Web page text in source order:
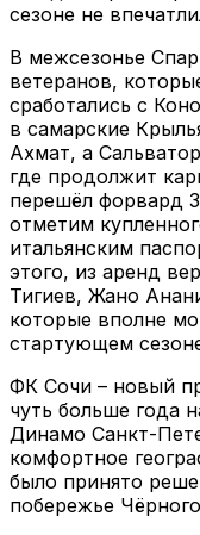
сезоне не
В межсезонье
ветеранов,
сработались с
в самарские
Ахмат, а
где продолжит
перешёл форвард
отметим
итальянским
этого, из аренд
Тигиев, Жано
которые вполне
стартующем
ФК Сочи – новый
чуть больше года
Динамо Санкт-
комфортное
было принято
побережье